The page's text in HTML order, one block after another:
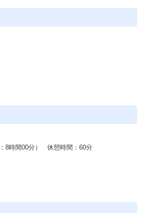
8時間00分） 休憩時間：60分